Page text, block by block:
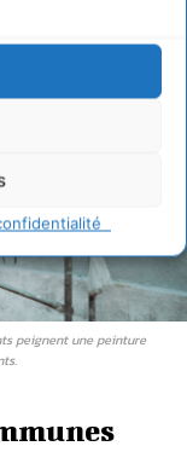
peignent une peinture